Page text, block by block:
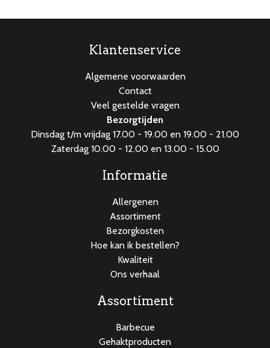
Klantenservice
Algemene voorwaarden
Contact
Veel gestelde vragen
Bezorgtijden
Dinsdag t/m vrijdag 17.00 - 19.00 en 19.00 - 21.00
Zaterdag 10.00 - 12.00 en 13.00 - 15.00
Informatie
Allergenen
Assortiment
Bezorgkosten
Hoe kan ik bestellen?
Kwaliteit
Ons verhaal
Assortiment
Barbecue
Gehaktproducten